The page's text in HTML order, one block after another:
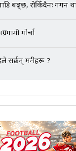
गायब || Everest
Followup: CCTV
बढ्छ, रोकिँदैनः गगन
मोर्चा
मन्त्रीहरू ?